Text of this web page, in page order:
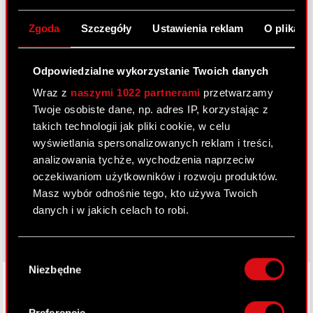
Zgoda Szczegóły Ustawienia reklam O
Odpowiedzialne wykorzystanie Twoich danych
Wraz z naszymi 1022 partnerami przetwarzamy
Twoje osobiste dane, np. adres IP, korzystając z
takich technologii jak pliki cookie, w celu
wyświetlania spersonalizowanych reklam i treści,
analizowania tychże, wychodzenia naprzeciw
oczekiwaniom użytkowników i rozwoju produktów.
Masz wybór odnośnie tego, kto używa Twoich
danych i w jakich celach to robi.
lokalizacji geograficznej z dokładnością nawet
Identyfikować Twoje urządzenie, aktywnie
zgody
Niezbędne
FAQ
Przydatne linki
Kontakt IR
Dowiedz się więcej:
thewitcher.com
cyberpunk.net
gear.cdprojektred.com